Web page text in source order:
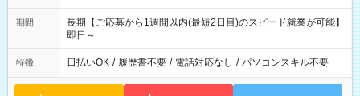
期間
長期【ご応募から1週間以内(最短2日目)のスピード就業が可能】
即日～
特徴 日払いOK / 履歴書不要 / 電話対応なし / パソコンスキル不要